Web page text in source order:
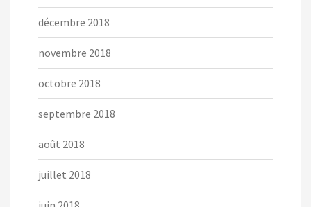
décembre 2018
novembre 2018
octobre 2018
septembre 2018
août 2018
juillet 2018